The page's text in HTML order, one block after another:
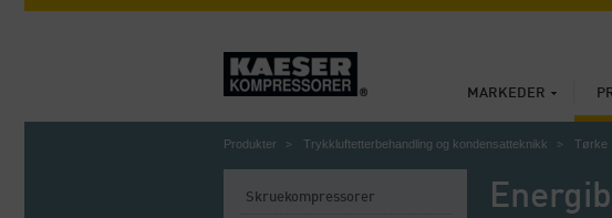
MARKEDER
Produkter Trykkluftetterbehandling og kondensatteknikk Tørke
Skruekompressorer